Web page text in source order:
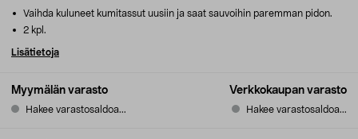
Myymälän varasto
Hakee varastosaldoa...
Verkkokaupan varasto
Hakee varastosaldoa...
Vaihda kuluneet kumitassut uusiin ja saat sauvoihin paremman pidon.
2 kpl.
Lisätietoja